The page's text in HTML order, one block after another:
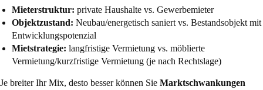
Mieterstruktur: private Haushalte vs. Gewerbemieter
Objektzustand: Neubau/energetisch saniert vs. Bestandsobjekt mit
Entwicklungspotenzial
Mietstrategie: langfristige Vermietung vs. möblierte
Vermietung/kurzfristige Vermietung (je nach Rechtslage)
Je breiter Ihr Mix, desto besser können Sie Marktschwankungen